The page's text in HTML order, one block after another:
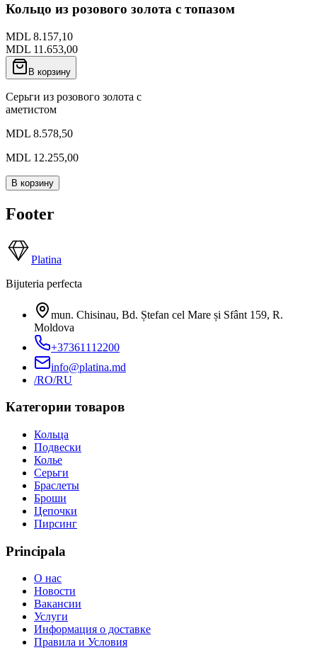
Кольцо из розового золота с топазом
MDL 8.157,10
MDL 11.653,00
В корзину
Серьги из розового золота с
аметистом
MDL 8.578,50
MDL 12.255,00
В корзину
Footer
Platina
Bijuteria perfecta
mun. Chisinau, Bd. Ștefan cel Mare și Sfânt 159, R.
Moldova
+37361112200
info@platina.md
/RO/RU
Категории товаров
Кольца
Подвески
Колье
Серьги
Браслеты
Броши
Цепочки
Пирсинг
Principala
О нас
Новости
Вакансии
Услуги
Информация о доставке
Правила и Условия